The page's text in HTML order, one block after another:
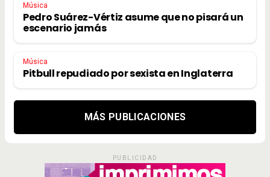
Música
Pedro Suárez-Vértiz asume que no pisará un
escenario jamás
Música
Pitbull repudiado por sexista en Inglaterra
MÁS PUBLICACIONES
PUBLICIDAD